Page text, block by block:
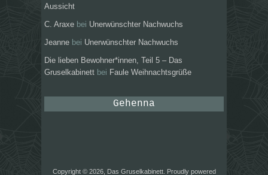
Aussicht
C. Araxe bei Unerwünschter Nachwuchs
Jeanne bei Unerwünschter Nachwuchs
Die lieben Bewohner*innen, Teil 5 – Das
Gruselkabinett bei Faule Weihnachtsgrüße
Gehenna
Copyright © 2026, Das Gruselkabinett. Proudly powered